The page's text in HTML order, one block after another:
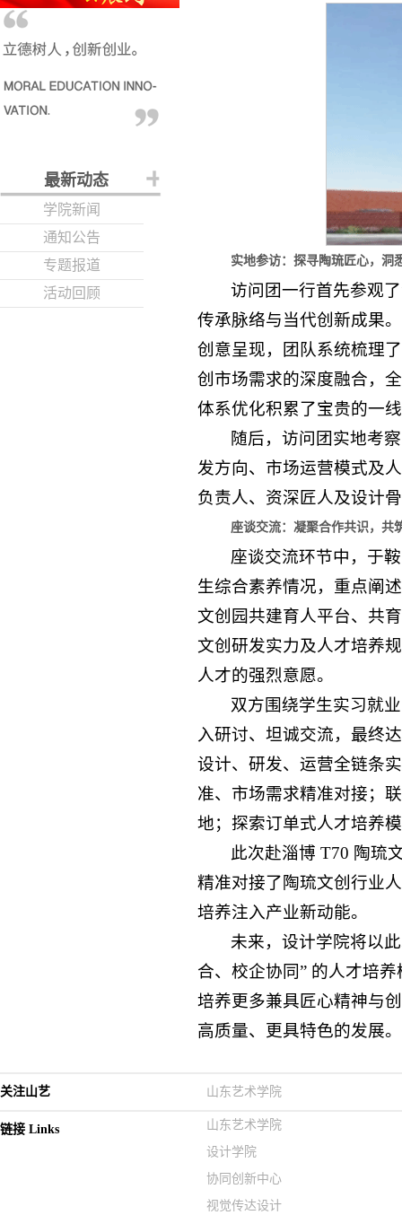
最新动态
学院新闻
通知公告
专题报道
活动回顾
实地参访：探寻陶琉匠心，洞
访问团一行首先参观
传承脉络与当代创新成果
创意呈现，团队系统梳理
创市场需求的深度融合，
体系优化积累了宝贵的一
随后，访问团实地考
发方向、市场运营模式及
负责人、资深匠人及设计
座谈交流：凝聚合作共识，共
座谈交流环节中，于
生综合素养情况，重点阐
文创园共建育人平台、共
文创研发实力及人才培养
人才的强烈意愿。
双方围绕学生实习就
入研讨、坦诚交流，最终
设计、研发、运营全链条
准、市场需求精准对接；
地；探索订单式人才培养
此次赴淄博 T70 陶琉
精准对接了陶琉文创行业
培养注入产业新动能。
未来，设计学院将以
合、校企协同” 的人才培
培养更多兼具匠心精神与
高质量、更具特色的发展。
关注山艺 山东艺术学院
链接 Links
山东艺术学院
设计学院
协同创新中心
视觉传达设计